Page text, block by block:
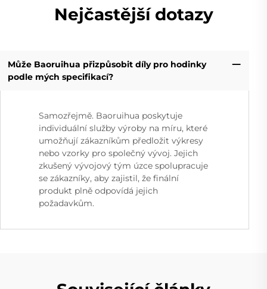
Nejčastější dotazy
Může Baoruihua přizpůsobit díly pro hodinky
podle mých specifikací?
Samozřejmě. Baoruihua poskytuje
individuální služby výroby na míru, které
umožňují zákazníkům předložit výkresy
nebo vzorky pro společný vývoj. Jejich
zkušený vývojový tým úzce spolupracuje
se zákazníky, aby zajistil, že finální
produkt plně odpovídá jejich
požadavkům.